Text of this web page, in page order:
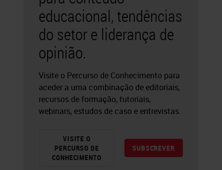
educacional, tendências
do setor e liderança de
opinião.
Visite o Percurso de Conhecimento para
aceder a uma combinação de editoriais,
recursos de formação, tutoriais,
webinars, estudos de caso e entrevistas.
VISITE O
PERCURSO DE
CONHECIMENTO
SUBSCREVER